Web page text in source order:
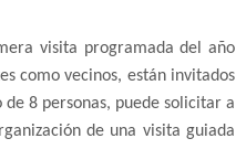
visita programada del año
como vecinos, están invitados
8 personas, puede solicitar a
de una visita guiada